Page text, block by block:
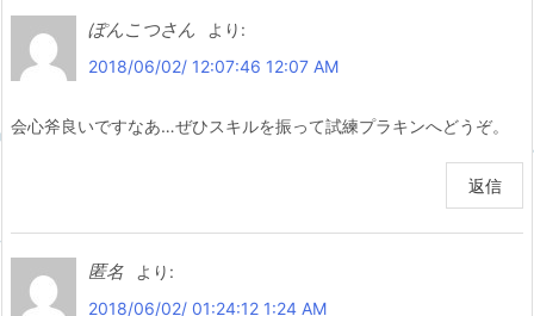
ぽんこつさん
より:
2018/06/02/ 12:07:46 12:07 AM
会心斧良いですなあ…ぜひスキルを振って試練プラキンへどうぞ。
返信
匿名
より:
2018/06/02/ 01:24:12 1:24 AM